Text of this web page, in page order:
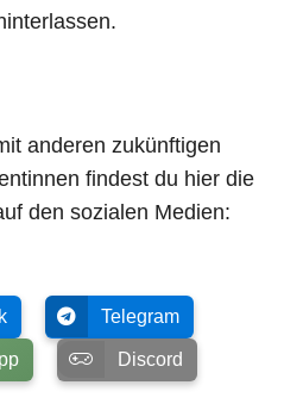
anderen zukünftigen
findest du hier die
den sozialen Medien:
Telegram
Discord